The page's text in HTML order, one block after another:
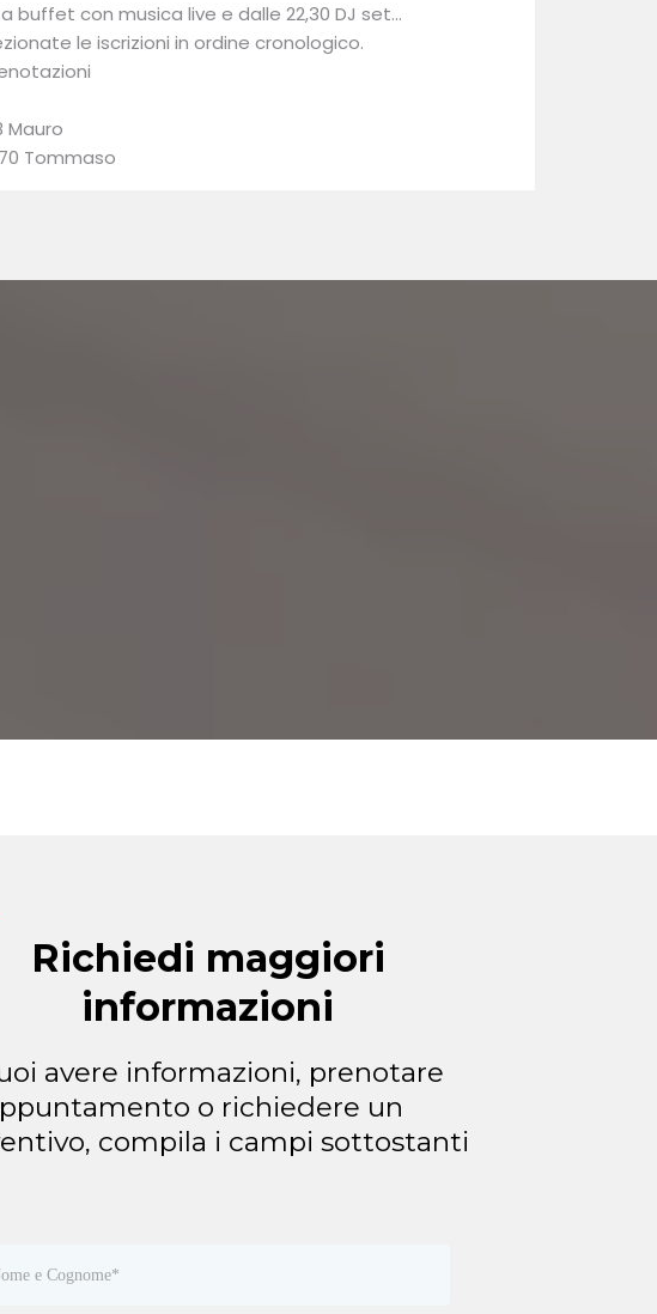
buffet con musica live e dalle 22,30 DJ set...
le iscrizioni in ordine cronologico.
Mauro
Tommaso
Richiedi maggiori
informazioni
avere informazioni, prenotare
o richiedere un
compila i campi sottostanti